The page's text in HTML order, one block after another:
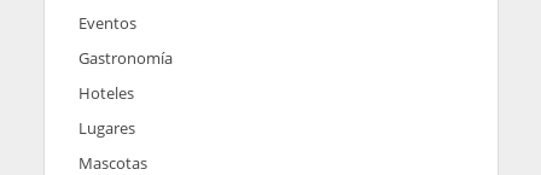
Eventos
Gastronomía
Hoteles
Lugares
Mascotas